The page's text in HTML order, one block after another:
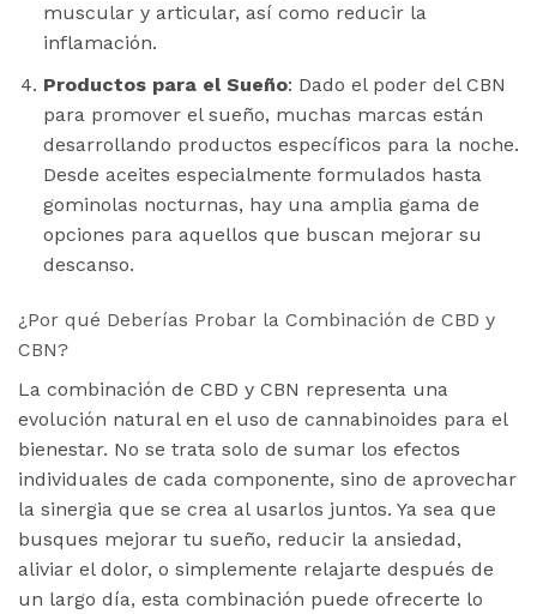
muscular y articular, así como reducir la
inflamación.
Productos para el Sueño: Dado el poder del CBN
para promover el sueño, muchas marcas están
desarrollando productos específicos para la noche.
Desde aceites especialmente formulados hasta
gominolas nocturnas, hay una amplia gama de
opciones para aquellos que buscan mejorar su
descanso.
¿Por qué Deberías Probar la Combinación de CBD y
CBN?
La combinación de CBD y CBN representa una
evolución natural en el uso de cannabinoides para el
bienestar. No se trata solo de sumar los efectos
individuales de cada componente, sino de aprovechar
la sinergia que se crea al usarlos juntos. Ya sea que
busques mejorar tu sueño, reducir la ansiedad,
aliviar el dolor, o simplemente relajarte después de
un largo día, esta combinación puede ofrecerte lo